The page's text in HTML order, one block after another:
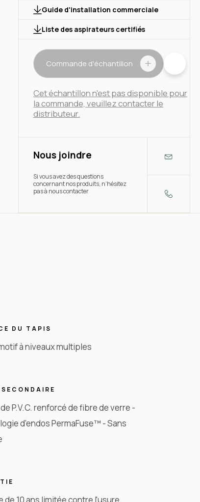
Guide d'installation commerciale
Liste des aspirateurs certifiés
Commande d'échantillon
Cet échantillon n'est pas disponible pour
la commande, veuillez contacter le
distributeur.
Nous joindre
Si vous avez des questions
concernant nos produits, n'hésitez
pas à nous contacter
DU TAPIS
à niveaux multiples
P.V.C. renforcé de fibre de verre -
d'endos PermaFuse™ - Sans
de 10 ans limitée contre l'usure